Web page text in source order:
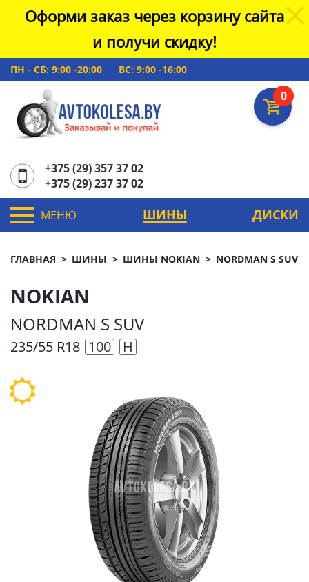
Оформи заказ через корзину сайта
и получи скидку!
ПН - СБ: 9:00 -20:00 ВС: 9:00 -16:00
0
+375 (29) 357 37 02
+375 (29) 237 37 02
МЕНЮ ШИНЫ ДИСКИ
ГЛАВНАЯ ШИНЫ ШИНЫ NOKIAN NORDMAN S SUV
NOKIAN
NORDMAN S SUV
235/55 R18 100 H